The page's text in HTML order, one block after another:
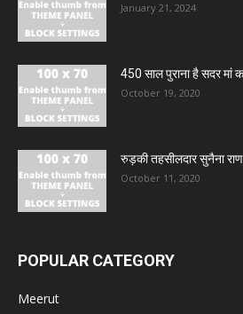
January 21, 2024
450 साल पुराना है सदर मां
October 19, 2020
रुड़की तहसीलदार सुनैना
October 11, 2020
POPULAR CATEGORY
Meerut